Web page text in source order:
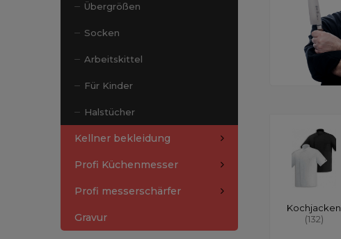
Übergrößen
Socken
Arbeitskittel
Für Kinder
Halstücher
Kellner bekleidung
Profi Küchenmesser
Profi messerschärfer
Gravur
Kochjacken
(132)